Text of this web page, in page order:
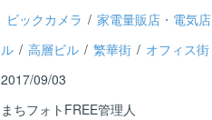
ビックカメラ / 家電量販店・電気店
ル / 高層ビル / 繁華街 / オフィス街
2017/09/03
まちフォトFREE管理人